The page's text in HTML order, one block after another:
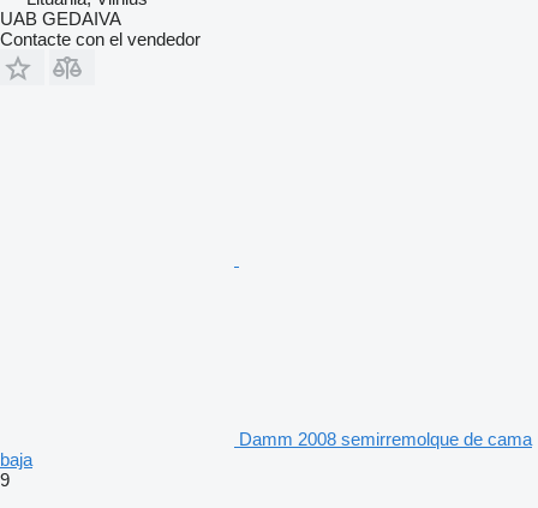
UAB GEDAIVA
Contacte con el vendedor
Damm 2008 semirremolque de cama
baja
9